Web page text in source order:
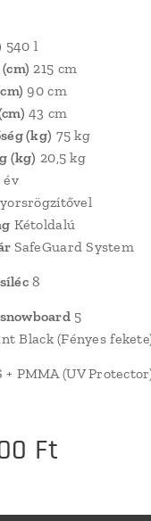
540 l
215 cm
90 cm
43 cm
(kg) 75 kg
(kg) 20,5 kg
Kétoldalú
SafeGuard System
8
5
Black (Fényes
+ PMMA (UV
Ft